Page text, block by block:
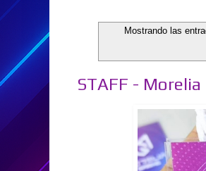
Mostrando las
STAFF -